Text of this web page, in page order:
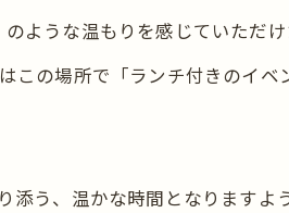
ような温もりを感じていただけ
この場所で「ランチ付きのイ
う、温かな時間となりますよう
お問い合わせはこちら